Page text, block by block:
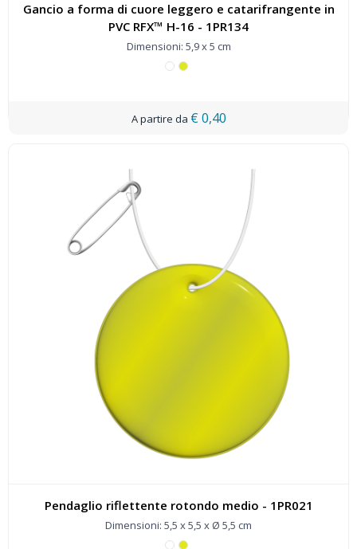
Gancio a forma di cuore leggero e catarifrangente in
PVC RFX™ H-16 - 1PR134
Dimensioni: 5,9 x 5 cm
€ 0,40
Pendaglio riflettente rotondo medio - 1PR021
Dimensioni: 5,5 x 5,5 x Ø 5,5 cm